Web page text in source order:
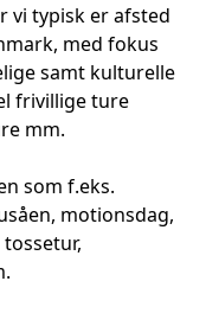
vi typisk er afsted
med fokus
samt kulturelle
frivillige ture
mm.
som f.eks.
motionsdag,